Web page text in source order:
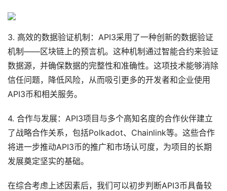
3. 高效的数据验证机制：API3采用了一种创新的数据验证
机制——区块链上的预言机。这种机制通过智能合约来验证
数据源，并确保数据的完整性和准确性。这项技术能够消除
信任问题，降低风险，从而吸引更多的开发者和企业使用
API3币和相关服务。
4. 合作与发展：API3项目与多个高知名度的合作伙伴建立
了战略合作关系，包括Polkadot、Chainlink等。这些合作
将进一步推动API3币的推广和市场认可度，为项目的长期
发展奠定坚实的基础。
在综合考虑上述因素后，我们可以初步判断API3币具备较